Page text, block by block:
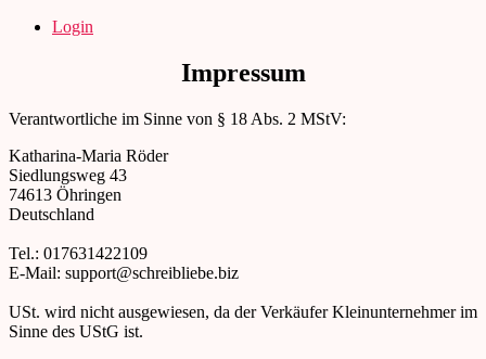
Direkt Login
Impressum
Verantwortliche im Sinne von § 18 Abs. 2 MStV:
Katharina-Maria Röder
Siedlungsweg 43
74613 Öhringen
Deutschland
Tel.: 017631422109
E-Mail: support@schreibliebe.biz
USt. wird nicht ausgewiesen, da der Verkäufer Kleinunternehmer im
Sinne des UStG ist.